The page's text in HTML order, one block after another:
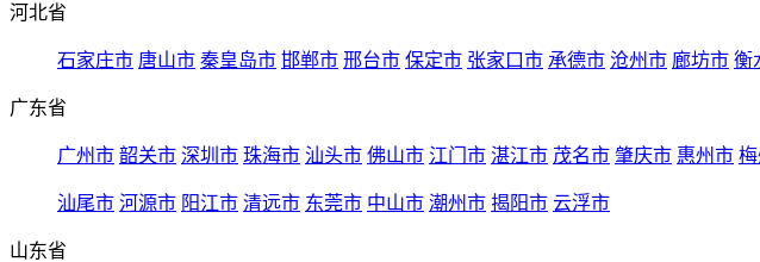
河北省
石家庄市 唐山市 秦皇岛市 邯郸市 邢台市 保定市 张家口市 承德市 沧州市 廊坊市 衡
广东省
广州市 韶关市 深圳市 珠海市 汕头市 佛山市 江门市 湛江市 茂名市 肇庆市 惠州市
汕尾市 河源市 阳江市 清远市 东莞市 中山市 潮州市 揭阳市 云浮市
山东省